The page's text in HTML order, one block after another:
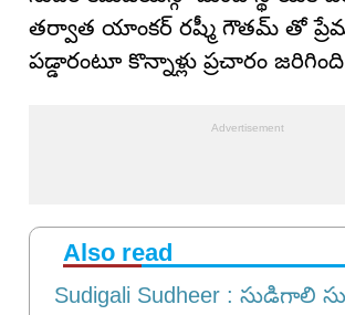
తర్వాత యాంకర్ రష్మీ గౌతమ్ తో
పడ్డారంటూ కొన్నాళ్లు ప్రచారం
Also read
Sudigali Sudheer : సుడిగాలి